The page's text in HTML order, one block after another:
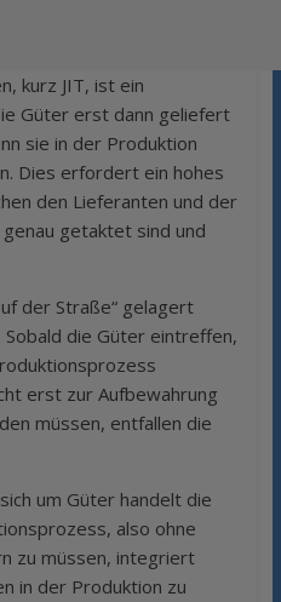
kurz JIT, ist ein
Güter erst dann geliefert
sie in der Produktion
Dies erfordert ein hohes
den Lieferanten und der
getaktet sind und
der Straße“ gelagert
die Güter eintreffen,
erst zur Aufbewahrung
müssen, entfallen die
um Güter handelt die
also ohne
zu müssen, integriert
in der Produktion zu